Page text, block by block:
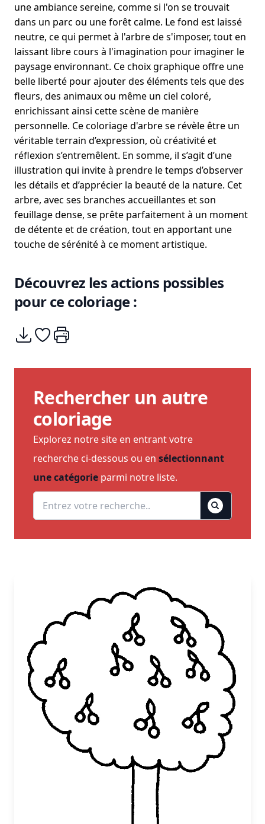
une ambiance sereine, comme si l'on se trouvait
dans un parc ou une forêt calme. Le fond est laissé
neutre, ce qui permet à l'arbre de s'imposer, tout en
laissant libre cours à l'imagination pour imaginer le
paysage environnant. Ce choix graphique offre une
belle liberté pour ajouter des éléments tels que des
fleurs, des animaux ou même un ciel coloré,
enrichissant ainsi cette scène de manière
personnelle. Ce coloriage d'arbre se révèle être un
véritable terrain d’expression, où créativité et
réflexion s’entremêlent. En somme, il s’agit d’une
illustration qui invite à prendre le temps d’observer
les détails et d’apprécier la beauté de la nature. Cet
arbre, avec ses branches accueillantes et son
feuillage dense, se prête parfaitement à un moment
de détente et de création, tout en apportant une
touche de sérénité à ce moment artistique.
Découvrez les actions possibles
pour ce coloriage :
Télécharger
Ajouter à mes coups de coeurs
Imprimer
Rechercher un autre
coloriage
Explorez notre site en entrant votre
recherche ci-dessous ou en sélectionnant
une catégorie parmi notre liste.